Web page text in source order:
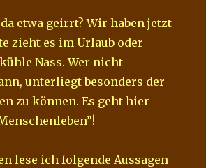
etwa geirrt? Wir haben jetzt
zieht es im Urlaub oder
Nass. Wer nicht
unterliegt besonders der
zu können. Es geht hier
lese ich folgende Aussagen